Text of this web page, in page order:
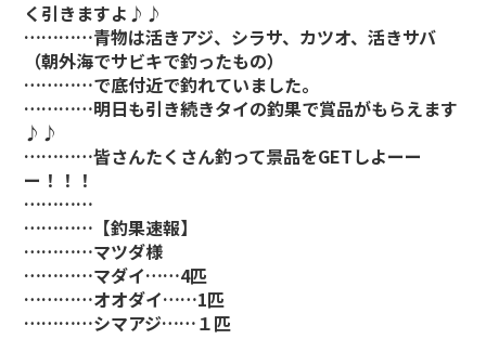
く引きますよ♪♪
…………青物は活きアジ、シラサ、カツオ、活きサバ
（朝外海でサビキで釣ったもの）
…………で底付近で釣れていました。
…………明日も引き続きタイの釣果で賞品がもらえます
♪♪
…………皆さんたくさん釣って景品をGETしよーー
ー！！！
…………
…………【釣果速報】
…………マツダ様
…………マダイ……4匹
…………オオダイ……1匹
…………シマアジ……１匹